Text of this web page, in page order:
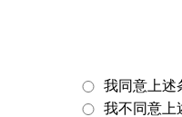
我同意上述
我不同意上